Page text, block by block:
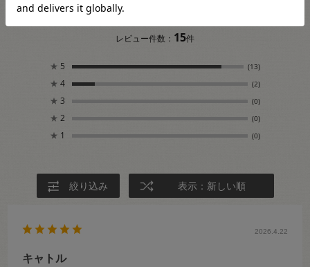
レビュー件数： 15件
★ 5 (13)
★ 4 (2)
★ 3 (0)
★ 2 (0)
★ 1 (0)
絞り込み 表示：新しい順
2026.4.22
キャトル